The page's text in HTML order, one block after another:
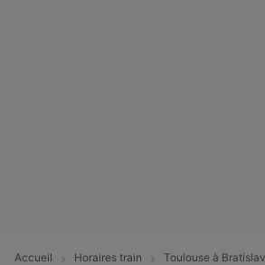
Accueil Horaires train Toulouse à